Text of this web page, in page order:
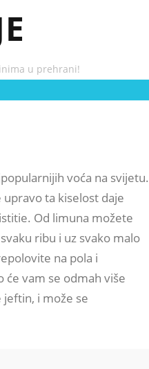
u prehrani!
voća na svijetu.
ta kiselost daje
Od limuna možete
ribu i uz svako malo
na pola i
vam se odmah više
i može se